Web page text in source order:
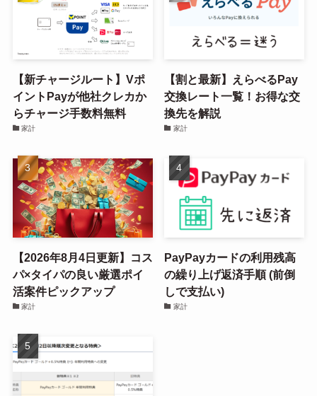
【新チャージルート】Vポ
イントPayが他社クレカか
らチャージ手数料無料
家計
【割と最新】えらべるPay
交換レート一覧！お得な交
換先を解説
家計
【2026年8月4日更新】コス
パ×タイパの良い厳選ポイ
活案件ピックアップ
家計
PayPayカードの利用残高
の繰り上げ返済手順 (前倒
しで支払い)
家計